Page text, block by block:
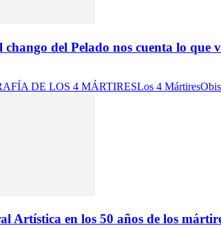
chango del Pelado nos cuenta lo que
DE LOS 4 MÁRTIRESLos 4 Mártires
Artística en los 50 años de los